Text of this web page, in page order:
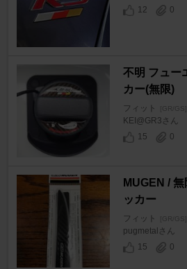
12
0
不明 フュー
カー(無限)
フィット [GR/GS]
KEI@GR3さん
15
0
MUGEN /
ッカー
フィット [GR/GS]
pugmetalさん
15
0